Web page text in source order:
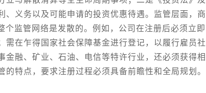
、义务以及可能申请的投资优惠待遇。监管层面，商
个监管网络是发散的。例如，公司在注册后必须立即
需在乍得国家社会保障基金进行登记，以履行雇员社
融、矿业、石油、电信等特许行业，还必须获得相
特点，要求注册过程必须具备前瞻性和全局规划。